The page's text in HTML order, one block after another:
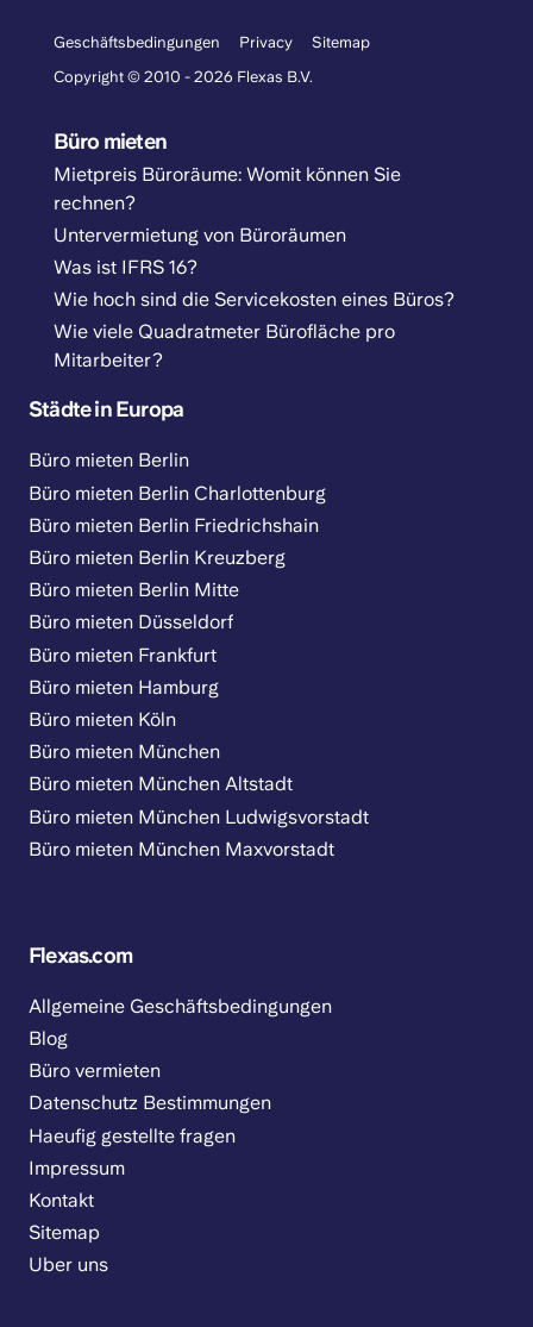
Geschäftsbedingungen Privacy
Sitemap
Copyright © 2010 - 2026 Flexas B.V.
Büro mieten
Mietpreis Büroräume: Womit können Sie
rechnen?
Untervermietung von Büroräumen
Was ist IFRS 16?
Wie hoch sind die Servicekosten eines Büros?
Wie viele Quadratmeter Bürofläche pro
Mitarbeiter?
Städte in Europa
Büro mieten Berlin
Büro mieten Berlin Charlottenburg
Büro mieten Berlin Friedrichshain
Büro mieten Berlin Kreuzberg
Büro mieten Berlin Mitte
Büro mieten Düsseldorf
Büro mieten Frankfurt
Büro mieten Hamburg
Büro mieten Köln
Büro mieten München
Büro mieten München Altstadt
Büro mieten München Ludwigsvorstadt
Büro mieten München Maxvorstadt
Flexas.com
Allgemeine Geschäftsbedingungen
Blog
Büro vermieten
Datenschutz Bestimmungen
Haeufig gestellte fragen
Impressum
Kontakt
Sitemap
Uber uns